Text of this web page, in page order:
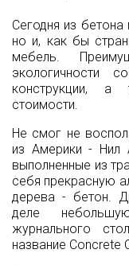
Сегодня из
но и, как бы
мебель.
экологичности
конструкции, а
стоимости.
Не смог не
из Америки - Нил
выполненные из
себя прекрасную
дерева - бетон.
деле
журнального
название Concrete